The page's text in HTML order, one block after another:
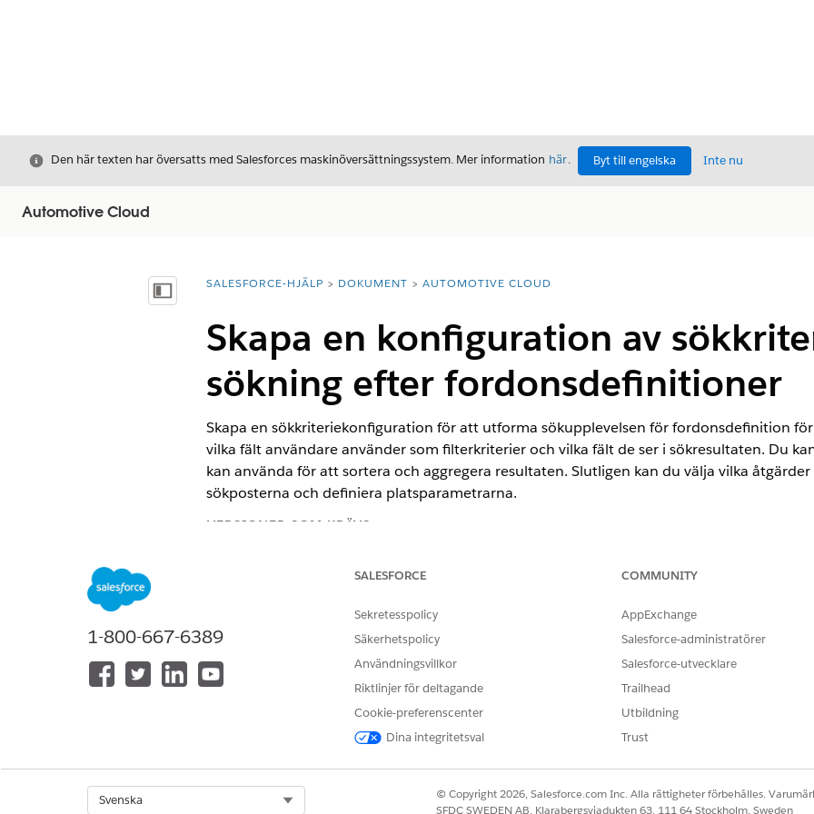
Stäng
Den här texten har översatts med Salesforces maskinöversättningssystem. Mer information här. Byt till engelska Inte nu
Automotive Cloud
Visa innehållsförteckning
Du är här:
SALESFORCE-HJÄLP DOKUMENT AUTOMOTIVE CLOUD
Skapa en konfiguration av
sökning efter fordonsdefinitioner
Skapa en sökkriteriekonfiguration för att utforma sökupplevelsen för fordonsdefinition
vilka fält användare använder som filterkriterier och vilka fält de ser i sökresultaten. Du
kan använda för att sortera och aggregera resultaten. Slutligen kan du välja vilka
sökposterna och definiera platsparametrarna.
VERSIONER SOM KRÄVS
Enterprise, Unlimited och Developer Edition
ANVÄNDARBEHÖRIGHETER SOM KRÄVS FÖR ATT
Skapa en konfiguration för sökkriterier: Visa inställningar och
Aktivera funktionen Kriteriebaserad sökning och filter i din organisation.
Skapa en sökkonfiguration baserad på objektet Sökbart fält för fordonsdefinition.
Kriterier i rutan Snabbsökning och välj sedanKriteribaserad sökning och
På fliken Sökkonfiguration, klicka påNy.
VäljStandard
Klicka påNästa
1-800-667-6389
SALESFORCE
Sekretesspolicy
Säkerhetspolicy
Användningsvillkor
Riktlinjer för deltagande
Cookie-preferenscenter
Dina integritetsval
COMMUNITY
AppExchange
Salesforce-administratörer
Salesforce-utvecklare
Trailhead
Utbildning
Trust
Svenska
© Copyright 2026, Salesforce.com Inc. Alla rättigheter förbehålles.
SFDC SWEDEN AB, Klarabergsviadukten 63, 111 64 Stockholm, Sweden